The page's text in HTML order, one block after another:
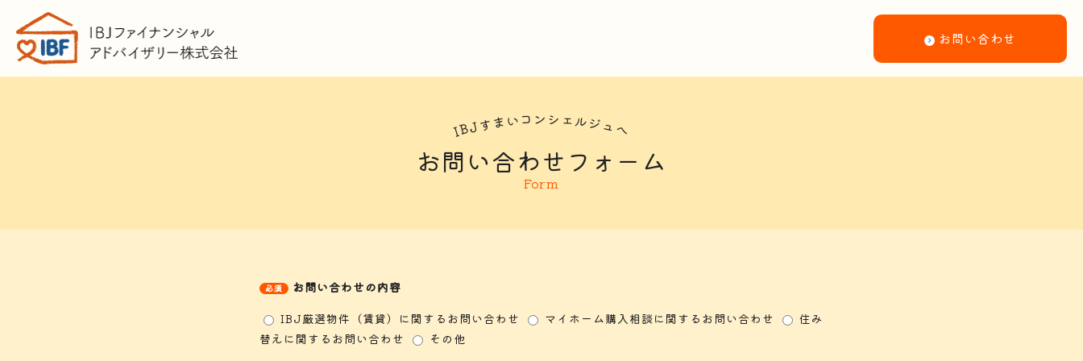
お問い合わせ
IBJすまい コ ン シ ェルジュへ
お問い合わせフォーム
Form
お問い合わせの内容
IBJ厳選物件（賃貸）に関するお問い合わせ
マイホーム購入相談に関するお問い合わせ
住み
替えに関するお問い合わせ
その他